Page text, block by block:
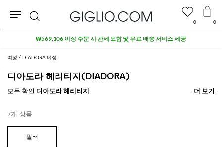
여성 DIADORA 여성
디아도라 헤리티지(DIADORA)
모두 확인 디아도라 헤리티지 더 보기
더 보기
7개 상품
0 0
검
색
₩569,106 이상 주문 시 관세 포함 및 무료 배송 서비스 제공